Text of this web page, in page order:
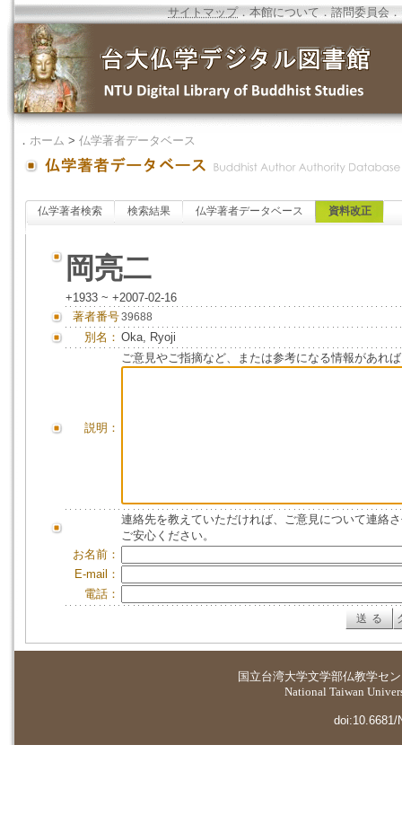
サイトマップ．本館について ．諮問委員会 ．
． ホーム > 仏学著者データベース
仏学著者検索 検索結果 仏学著者データベース 資料改正
岡亮二
+1933 ~ +2007-02-16
著者番号39688
別名： Oka, Ryoji
説明：
ご意見やご指摘など、または参考になる情報があれ
連絡先を教えていただければ、ご意見について連絡
ご安心ください。
お名前：
E-mail：
電話：
国立台湾大学文学部仏教学セ
National Taiwan
doi:10.6681/